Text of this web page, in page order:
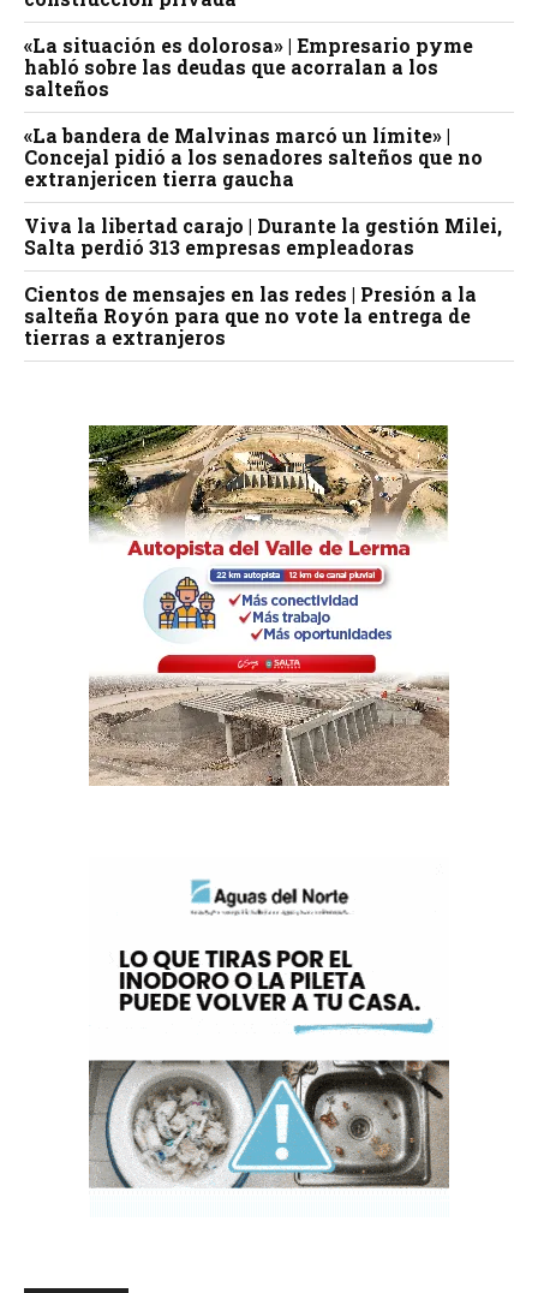
«La situación es dolorosa» | Empresario pyme
habló sobre las deudas que acorralan a los
salteños
«La bandera de Malvinas marcó un límite» |
Concejal pidió a los senadores salteños que no
extranjericen tierra gaucha
Viva la libertad carajo | Durante la gestión Milei,
Salta perdió 313 empresas empleadoras
Cientos de mensajes en las redes | Presión a la
salteña Royón para que no vote la entrega de
tierras a extranjeros